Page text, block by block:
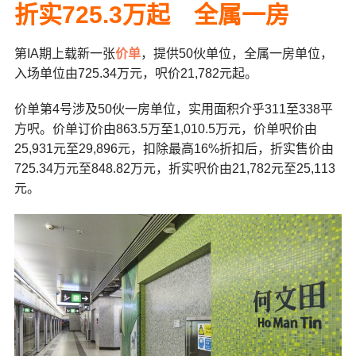
折实725.3万起 全属一房
第IA期 上载新一张价单，提供50伙单位，全属一房单位，
入场单位由725.34万元，呎价21,782元起。
价单第4号涉及50伙一房单位，实用面积介乎311至338平
方呎。价单订价由863.5万至1,010.5万元，价单呎价由
25,931元至29,896元，扣除最高16%折扣后，折实售价由
725.34万元至848.82万元，折实呎价由21,782元至25,113
元。